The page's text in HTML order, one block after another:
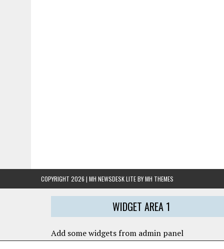
COPYRIGHT 2026 | MH NEWSDESK LITE BYMH THEMES
WIDGET AREA 1
Add some widgets from admin panel